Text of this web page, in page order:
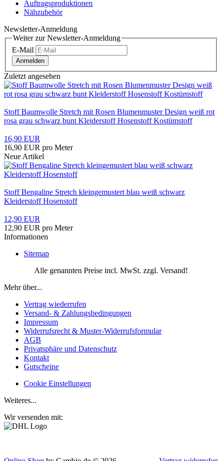
Auftragsproduktionen
Nähzubehör
Newsletter-Anmeldung
Weiter zur Newsletter-Anmeldung
E-Mail
Anmelden
Zuletzt angesehen
Stoff Baumwolle Stretch mit Rosen Blumenmuster Design weiß rot
rosa grau schwarz bunt Kleiderstoff Hosenstoff Kostümstoff
16,90 EUR
16,90 EUR pro Meter
Neue Artikel
Stoff Bengaline Stretch kleingemustert blau weiß schwarz
Kleiderstoff Hosenstoff
12,90 EUR
12,90 EUR pro Meter
Informationen
Sitemap
Alle genannten Preise incl. MwSt. zzgl. Versand!
Mehr über...
Vertrag wiederrufen
Versand- & Zahlungsbedingungen
Impressum
Widerrufsrecht & Muster-Widerrufsformular
AGB
Privatsphäre und Datenschutz
Kontakt
Gutscheine
Cookie Einstellungen
Weiteres...
Wir versenden mit: